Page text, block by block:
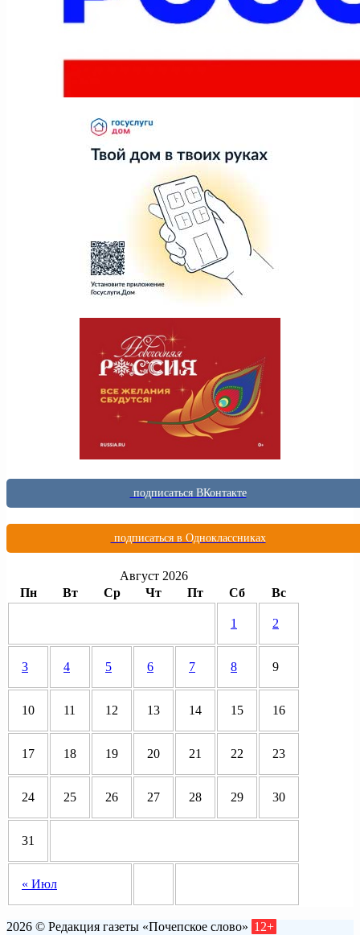
подписаться ВКонтакте
подписаться в Одноклассниках
Август 2026
Пн
Вт Ср Чт Пт Сб Вс
« Июл
1 2
3 4 5 6 7 8 9
10 11 12 13 14 15 16
17 18 19 20 21 22 23
24 25 26 27 28 29 30
31
2026 © Редакция газеты «Почепское слово» 12+